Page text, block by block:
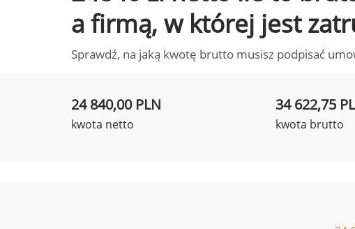
a firmą, w której jest
Sprawdź, na jaką kwotę brutto musisz podpisać
24 840,00 PLN
kwota netto
34 622,75
kwota brutto